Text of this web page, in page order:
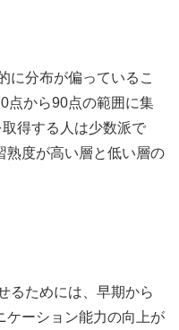
に分布が偏っているこ
点から90点の範囲に集
得する人は少数派で
熟度が高い層と低い層の
るためには、早期から
ケーション能力の向上が